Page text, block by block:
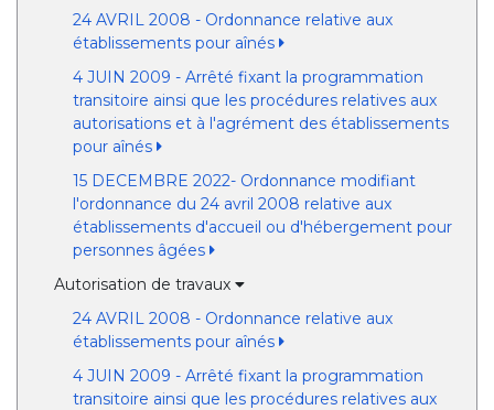
24 AVRIL 2008 - Ordonnance relative aux
établissements pour aînés
4 JUIN 2009 - Arrêté fixant la programmation
transitoire ainsi que les procédures relatives aux
autorisations et à l'agrément des établissements
pour aînés
15 DECEMBRE 2022- Ordonnance modifiant
l'ordonnance du 24 avril 2008 relative aux
établissements d'accueil ou d'hébergement pour
personnes âgées
Autorisation de travaux
24 AVRIL 2008 - Ordonnance relative aux
établissements pour aînés
4 JUIN 2009 - Arrêté fixant la programmation
transitoire ainsi que les procédures relatives aux